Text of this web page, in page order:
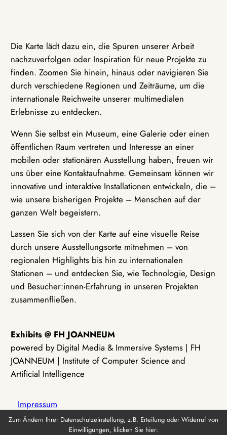
Die Karte lädt dazu ein, die Spuren unserer Arbeit
nachzuverfolgen oder Inspiration für neue Projekte zu
finden. Zoomen Sie hinein, hinaus oder navigieren Sie
durch verschiedene Regionen und Zeiträume, um die
internationale Reichweite unserer multimedialen
Erlebnisse zu entdecken.
Wenn Sie selbst ein Museum, eine Galerie oder einen
öffentlichen Raum vertreten und Interesse an einer
mobilen oder stationären Ausstellung haben, freuen wir
uns über eine Kontaktaufnahme. Gemeinsam können wir
innovative und interaktive Installationen entwickeln, die –
wie unsere bisherigen Projekte – Menschen auf der
ganzen Welt begeistern.
Lassen Sie sich von der Karte auf eine visuelle Reise
durch unsere Ausstellungsorte mitnehmen – von
regionalen Highlights bis hin zu internationalen
Stationen – und entdecken Sie, wie Technologie, Design
und Besucher:innen-Erfahrung in unseren Projekten
zusammenfließen.
Exhibits @ FH JOANNEUM
powered by Digital Media & Immersive Systems | FH
JOANNEUM | Institute of Computer Science and
Artificial Intelligence
Impressum
Zum Ändern Ihrer Datenschutzeinstellung, z.B. Erteilung oder Widerruf von
Einwilligungen, klicken Sie hier: